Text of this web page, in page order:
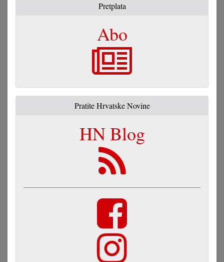
Pretplata
Abo
Pratite Hrvatske Novine
HN Blog